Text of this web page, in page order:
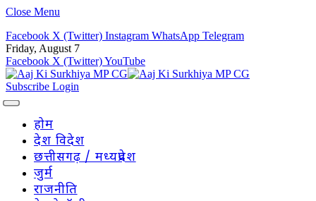
Close Menu
Facebook X (Twitter) Instagram WhatsApp Telegram
Friday, August 7
Facebook X (Twitter)YouTube
Subscribe Login
होम
देश विदेश
छत्तीसगढ़ / मध्यप्रदेश
जुर्म
राजनीति